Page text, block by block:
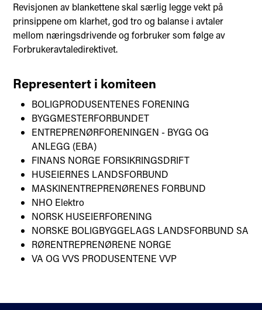
Revisjonen av blankettene skal særlig legge vekt på
prinsippene om klarhet, god tro og balanse i avtaler
mellom næringsdrivende og forbruker som følge av
Forbrukeravtaledirektivet.
Representert i komiteen
BOLIGPRODUSENTENES FORENING
BYGGMESTERFORBUNDET
ENTREPRENØRFORENINGEN - BYGG OG
ANLEGG (EBA)
FINANS NORGE FORSIKRINGSDRIFT
HUSEIERNES LANDSFORBUND
MASKINENTREPRENØRENES FORBUND
NHO Elektro
NORSK HUSEIERFORENING
NORSKE BOLIGBYGGELAGS LANDSFORBUND SA
RØRENTREPRENØRENE NORGE
VA OG VVS PRODUSENTENE VVP